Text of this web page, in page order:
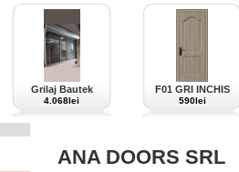
Grilaj Bautek
4.068lei
F01 GRI INCHIS
590lei
ANA DOORS SRL